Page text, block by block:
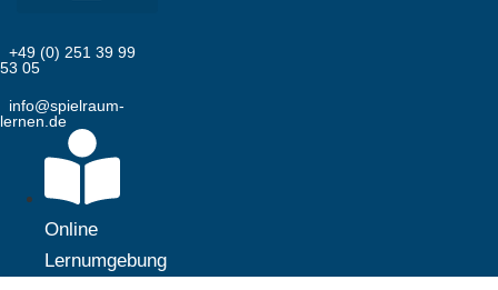
+49 (0) 251 39 99
53 05
info@spielraum-
lernen.de
Online
Lernumgebung